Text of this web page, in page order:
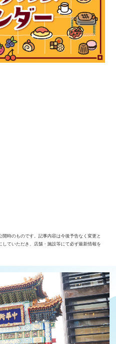
時のものです。記事内容は今後予告なく変更と
ていただき、店舗・施設等にて必ず最新情報を